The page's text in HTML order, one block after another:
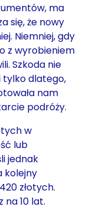
ma
się, że nowy
Niemniej, gdy
z wyrobieniem
Szkoda nie
tylko dlatego,
nam
podróży.
w
lub
jednak
kolejny
złotych.
10 lat.